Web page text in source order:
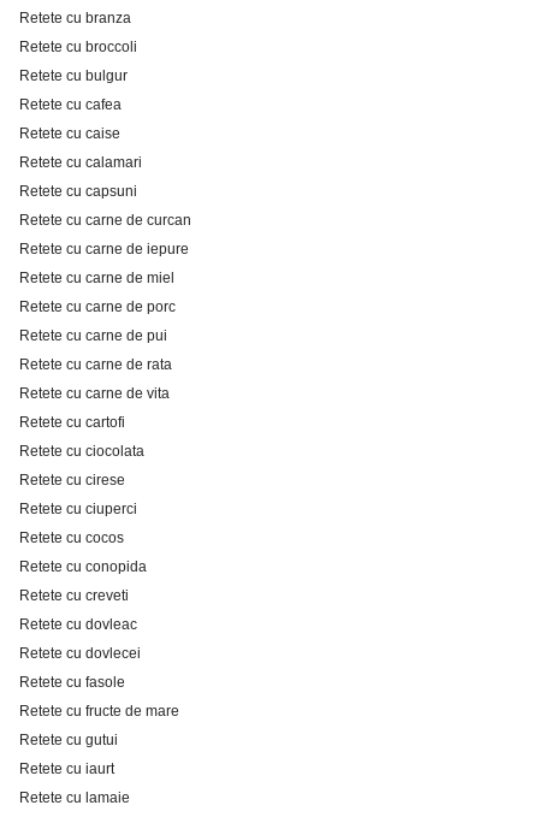
Retete cu branza
Retete cu broccoli
Retete cu bulgur
Retete cu cafea
Retete cu caise
Retete cu calamari
Retete cu capsuni
Retete cu carne de curcan
Retete cu carne de iepure
Retete cu carne de miel
Retete cu carne de porc
Retete cu carne de pui
Retete cu carne de rata
Retete cu carne de vita
Retete cu cartofi
Retete cu ciocolata
Retete cu cirese
Retete cu ciuperci
Retete cu cocos
Retete cu conopida
Retete cu creveti
Retete cu dovleac
Retete cu dovlecei
Retete cu fasole
Retete cu fructe de mare
Retete cu gutui
Retete cu iaurt
Retete cu lamaie